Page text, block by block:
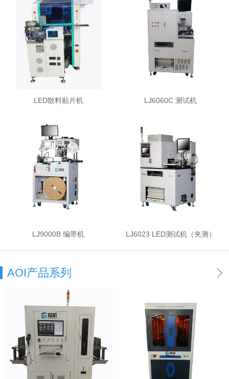
LED散料贴片机 LJ6060C 测试机
LJ9000B 编带机 LJ6023 LED测试机（夹测）
AOI产品系列